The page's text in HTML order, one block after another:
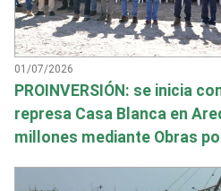
01/07/2026
PROINVERSIÓN: se inicia
represa Casa Blanca en
millones mediante Obras